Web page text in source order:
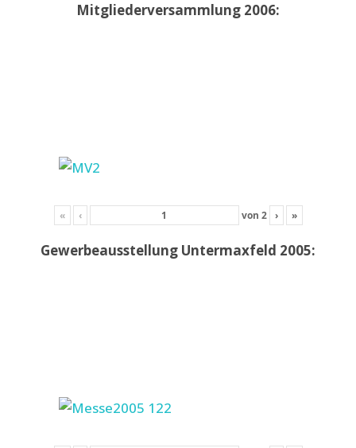
Mitgliederversammlung 2006:
« ‹ von 2 › »
Gewerbeausstellung Untermaxfeld 2005: